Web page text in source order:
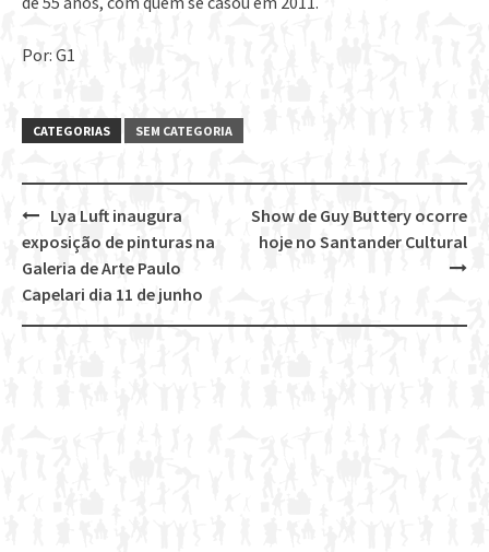
Por: G1
CATEGORIAS SEM CATEGORIA
Post
navigation
Show de Guy Buttery ocorre
hoje no Santander Cultural
Lya Luft inaugura
exposição de pinturas na
Galeria de Arte Paulo
Capelari dia 11 de junho